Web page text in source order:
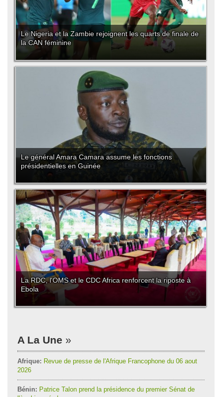
Le Nigeria et la Zambie rejoignent les quarts de finale de
la CAN féminine
Le général Amara Camara assume les fonctions
présidentielles en Guinée
La RDC, l'OMS et le CDC Africa renforcent la riposte à
Ebola
A La Une
Afrique: Revue de presse de l'Afrique Francophone du 06 aout
2026
Bénin: Patrice Talon prend la présidence du premier Sénat de